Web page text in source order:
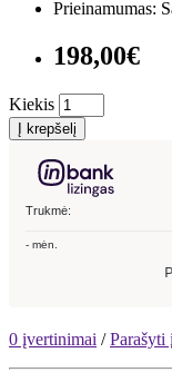
Prieinamumas:
198,00€
Kiekis
Į krepšelį
0 įvertinimai /Parašyti